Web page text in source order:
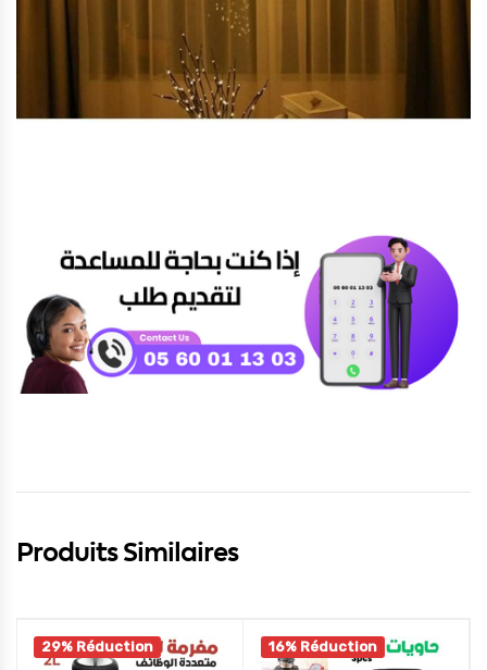
Produits Similaires
29% Réduction 16% Réduction